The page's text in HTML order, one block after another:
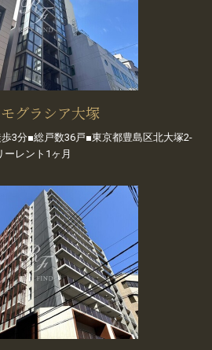
グラシア大塚
3分■総戸数36戸■東京都豊島区北大塚2-
ーレント1ヶ月